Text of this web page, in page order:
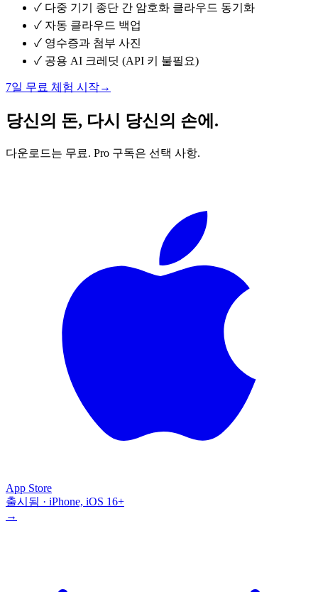
✓ 다중 기기 종단 간 암호화 클라우드 동기화
✓ 자동 클라우드 백업
✓ 영수증과 첨부 사진
✓ 공용 AI 크레딧 (API 키 불필요)
7일 무료 체험 시작→
당신의 돈, 다시 당신의 손에.
다운로드는 무료. Pro 구독은 선택 사항.
App Store
출시됨 · iPhone, iOS 16+
→